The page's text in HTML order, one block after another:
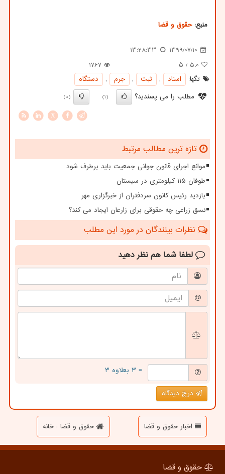
منبع:حقوق و قضا
1399/07/10
13:28:33
5.0 / ۵
1767
تگها:
اسناد , ثبت , جرم ,
دستگاه
مطلب را می پسندید؟
(1)
(0)
X
تازه ترین مطالب مرتبط
موانع اجرای قانون جوانی جمعیت باید برطرف شود
طوفان ۱۱۵ کیلومتری در سیستان
بازدید رئیس کانون سردفتران از خبرگزاری مهر
نسق زراعی چه حقوقی برای زارعان ایجاد می کند؟
نظرات بینندگان در مورد این مطلب
لطفا شما هم نظر دهید
= ۳ بعلاوه ۳
درج دیدگاه
اخبار حقوق و قضا حقوق و قضا : خانه
حقوق و قضا